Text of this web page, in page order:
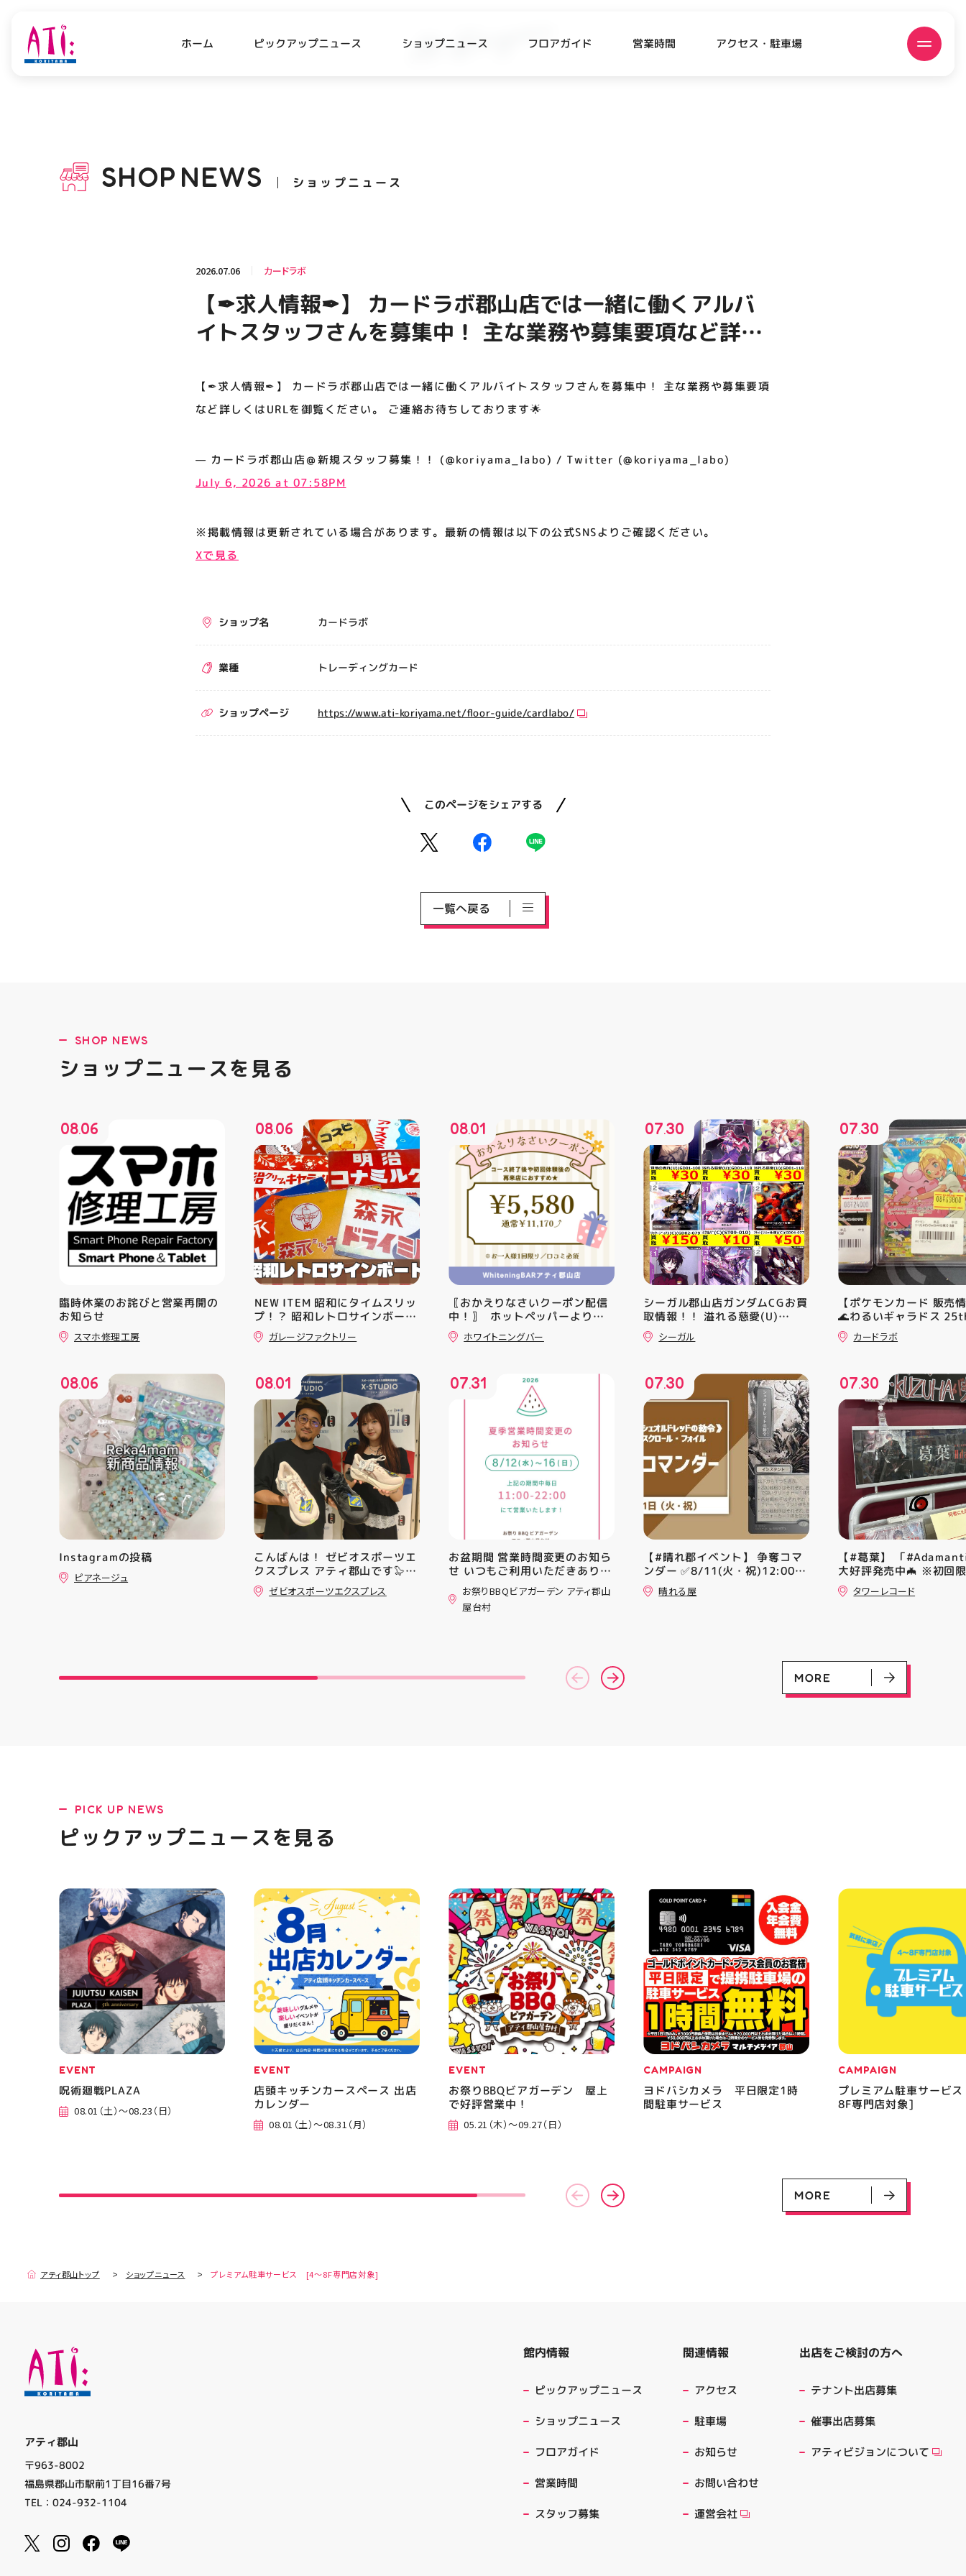
ホーム ピックアップニュース ショップニュース フロアガイド 営業時間 アクセス・駐車場
テナント出店募集
催事出店募集 EVENT
呪術廻戦PLAZA
EVENT
店頭キッチンカースペース 出店
カレンダー
EVENT
お祭りBBQビアガーデン 屋上
で好評営業中！
CAMPAIGN
ヨドバシカメラ 平日限定1時
間駐車サービス
CAMPAIGN
プレミアム駐車サービス [4～
8F専門店対象]
SHOP NEWS ショップニュース
2026.07.06 カードラボ
【✒求人情報✒】 カードラボ郡山店では一緒に働くアルバ
イトスタッフさんを募集中！ 主な業務や募集要項など詳し
【✒求人情報✒】 カードラボ郡山店では一緒に働くアルバイトスタッフさんを募集中！ 主な業務や募集要項
など詳しくはURLを御覧ください。 ご連絡お待ちしております🌟
— カードラボ郡山店＠新規スタッフ募集！！ (@koriyama_labo) / Twitter (@koriyama_labo)
July 6, 2026 at 07:58PM
※掲載情報は更新されている場合があります。最新の情報は以下の公式SNSよりご確認ください。
Xで見る
ショップ名 カードラボ
業種 トレーディングカード
ショップページ https://www.ati-koriyama.net/floor-guide/cardlabo/
このページをシェアする
一覧へ戻る
SHOP NEWS
ショップニュースを見る
08.06
臨時休業のお詫びと営業再開の
お知らせ
スマホ修理工房
08.06
Instagramの投稿
ピアネージュ
08.06
️NEW ITEM️ 昭和にタイムスリッ
プ！？ 昭和レトロサインボード
大量入荷しました！ 今回はお菓
子系をまとめてみました お部屋
ロ #アティ郡山 #福島県 #郡山
駅前 #郡山市
ガレージファクトリー
08.01
こんばんは！ ゼビオスポーツエ
クスプレス アティ郡山です🦭
・ ★本日のラジオ★は アシッ
クスからランニングシューズ
☆ASICSGRIPを前足部に追加
ニングシューズの最新作になり
ます！ ・ 気になる方は是非、
でお待ちしております
(⁠◍⁠•⁠ᴗ⁠•⁠◍⁠)⁠ ・ #ゼビオ #アティ
郡山 #福島美少女図鑑 #照山楓
香 #ASICS
ゼビオスポーツエクスプレス
08.01
〖おかえりなさいクーポン配信
中！〗 ⁡ ホットペッパーより通
常￥11,170······▸ ￥5️⃣,5️⃣8️⃣0️⃣
のお得なクーポン配信中です★ ⁡
の再来店におすすめです🦷 ⁡ ⁡ お
一人様1回限りのクーポンにな
りますので、是非お試し下さい ⁡
ご予約、ご来店お待ちしており
ます️ #ホワイトニンク #ホワイ
トニングキャンペーン
#whitening #歯が白い #歯の
ホワイトニングバー
07.31
お盆期間 営業時間変更のお知ら
せ いつもご利用いただきありが
とうございます！ 8月12日
(水)〜8月16日(日) は、 営業時
間を変更して営業いたします
事やご友人との集まり、夏休み
のお出かけにもぴったり！ 屋台
グルメとBBQを一緒に楽しめる
ぶらBBQ #お盆 #夏休み #郡山
ランチ #郡山ディナー #家族で
おでかけ #夏の思い出 #BBQ
お祭りBBQビアガーデン アティ郡山
屋台村
07.30
シーガル郡山店ガンダムCGお買
取情報！！ 溢れる慈愛(U)
(GD01-118) ￥30 覚悟の表れ
(U)(GD01-100) ￥30 ﾌﾗｯﾄ(ﾐﾘ
シーガル
07.30
【#晴れ郡イベント】 争奪コマ
ンダー ✅8/11(火・祝)12:00~
⚔️イベント構成⚔️ スイスドロー
+決勝ラウンド 🏆賞品一覧🏆
晴れる屋
07.30
【ポケモンカード 販売
🌊わるいギャラドス
ーリエのピッピex 🔮ミ
vmax UR 入荷いたしま
カードラボ
07.30
【#葛葉】 「
大好評発売中🦇 ※初回
A、Bは店頭分在庫切れ
す🙇‍♀️ 発売を記念したコ
▼お取置きはこちらから
タワーレコード
MORE
PICK UP NEWS
ピックアップニュースを見る
EVENT
呪術廻戦PLAZA
08.01（土）～08.23（日）
EVENT
店頭キッチンカースペース 出店
カレンダー
08.01（土）～08.31（月）
EVENT
お祭りBBQビアガーデン 屋上
で好評営業中！
05.21（木）～09.27（日）
CAMPAIGN
ヨドバシカメラ 平日限定1時
間駐車サービス
CAMPAIGN
プレミアム駐車サービ
8F専門店対象]
MORE
アティ郡山トップ ショップニュース プレミアム駐車サービス [4～8F専門店対象]
アティ郡山
〒963-8002
福島県郡山市駅前1丁目16番7号
TEL：024-932-1104
館内情報
ピックアップニュース
ショップニュース
フロアガイド
営業時間
スタッフ募集
関連情報
アクセス
駐車場
お知らせ
お問い合わせ
運営会社
出店をご検討の方へ
テナント出店募集
催事出店募集
アティビジョンについて